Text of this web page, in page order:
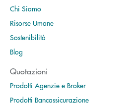
Chi Siamo
Risorse Umane
Sostenibilità
Blog
Quotazioni
Prodotti Agenzie e Broker
Prodotti Bancassicurazione